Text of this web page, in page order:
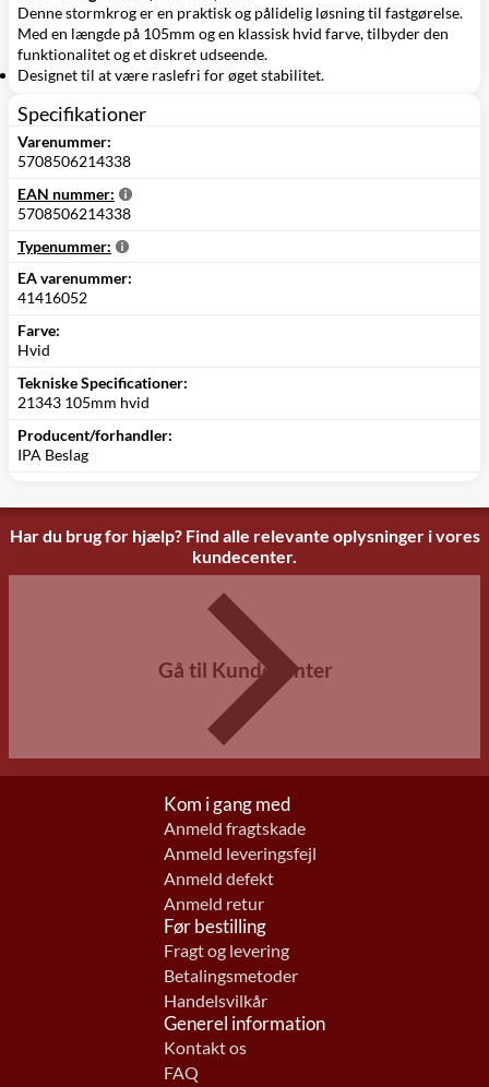
Denne stormkrog er en praktisk og pålidelig løsning til fastgørelse.
Med en længde på 105mm og en klassisk hvid farve, tilbyder den
funktionalitet og et diskret udseende.
Designet til at være raslefri for øget stabilitet.
Specifikationer
Varenummer:
5708506214338
EAN nummer:
5708506214338
Typenummer:
EA varenummer:
41416052
Farve:
Hvid
Tekniske Specificationer:
21343 105mm hvid
Producent/forhandler:
IPA Beslag
Har du brug for hjælp? Find alle relevante oplysninger i vores
kundecenter.
Gå til Kundecenter
Kom i gang med
Anmeld fragtskade
Anmeld leveringsfejl
Anmeld defekt
Anmeld retur
Før bestilling
Fragt og levering
Betalingsmetoder
Handelsvilkår
Generel information
Kontakt os
FAQ